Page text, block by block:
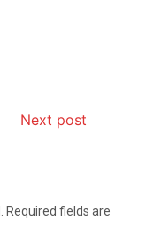
Next post
Required fields are